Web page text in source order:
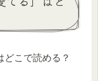
どこで読める？